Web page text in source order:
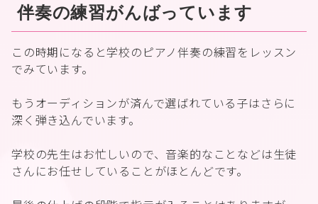
伴奏の練習がんばっています
この時期になると学校のピアノ伴奏の練習をレッスン
でみています。
もうオーディションが済んで選ばれている子はさらに
深く弾き込んでいます。
学校の先生はお忙しいので、音楽的なことなどは生徒
さんにお任せしていることがほとんどです。